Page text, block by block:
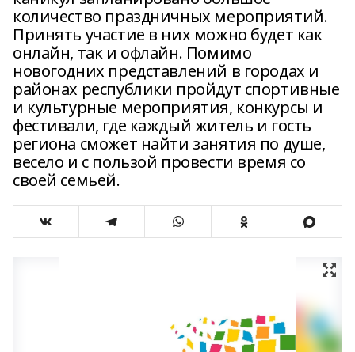
количество праздничных мероприятий.
Принять участие в них можно будет как
онлайн, так и офлайн. Помимо
новогодних представлений в городах и
районах республики пройдут спортивные
и культурные мероприятия, конкурсы и
фестивали, где каждый житель и гость
региона сможет найти занятия по душе,
весело и с пользой провести время со
своей семьей.